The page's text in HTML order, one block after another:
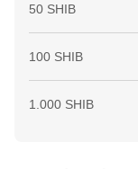
50 SHIB
100 SHIB
1.000 SHIB